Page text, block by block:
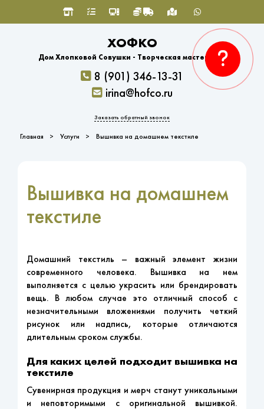
ХОФКО
Дом Хлопковой Совушки - Творческая мастерская
8 (901) 346-13-31
irina@hofco.ru
Заказать обратный звонок
Главная Услуги Вышивка на домашнем текстиле
Вышивка на домашнем
текстиле
Домашний текстиль – важный элемент жизни
современного человека. Вышивка на нем
выполняется с целью украсить или брендировать
вещь. В любом случае это отличный способ с
незначительными вложениями получить четкий
рисунок или надпись, которые отличаются
длительным сроком службы.
Для каких целей подходит вышивка на
текстиле
Сувенирная продукция и мерч станут уникальными
и неповторимыми с оригинальной вышивкой.